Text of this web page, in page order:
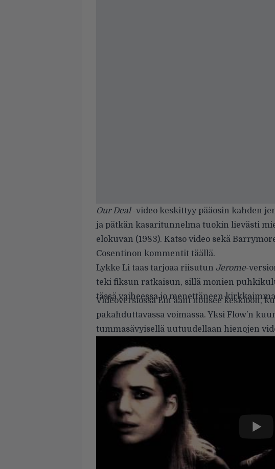
Our Deal -video keskittyy pääosin kahden
ja pätkän kasaritunnelma tuokin lievästi
elokuvan (1983). Katso video sekä
Cosentinon kommentit täällä.
Lykke Li taas tarjoaa riisutun Jerome-
teki fiksun ratkaisun, sillä monien
tässä vaiheessa jo menettäneen
Videoversiossa Lin ääni nousee keskiöön,
pakahduttavassa voimassa. Yksi Flow’n
tummasävyisellä uutuudellaan hienojen